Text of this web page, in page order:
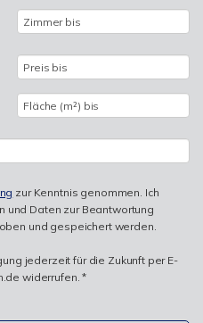
zur Kenntnis genommen. Ich
und Daten zur Beantwortung
und gespeichert werden.
jederzeit für die Zukunft per E-
widerrufen. *